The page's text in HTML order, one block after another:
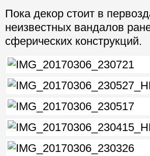
Пока декор стоит в
неизвестных вандалов
сферических конструкций.